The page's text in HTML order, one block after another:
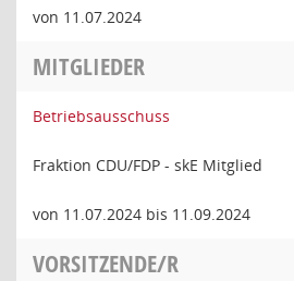
von 11.07.2024
MITGLIEDER
Betriebsausschuss
Fraktion CDU/FDP - skE Mitglied
von 11.07.2024 bis 11.09.2024
VORSITZENDE/R